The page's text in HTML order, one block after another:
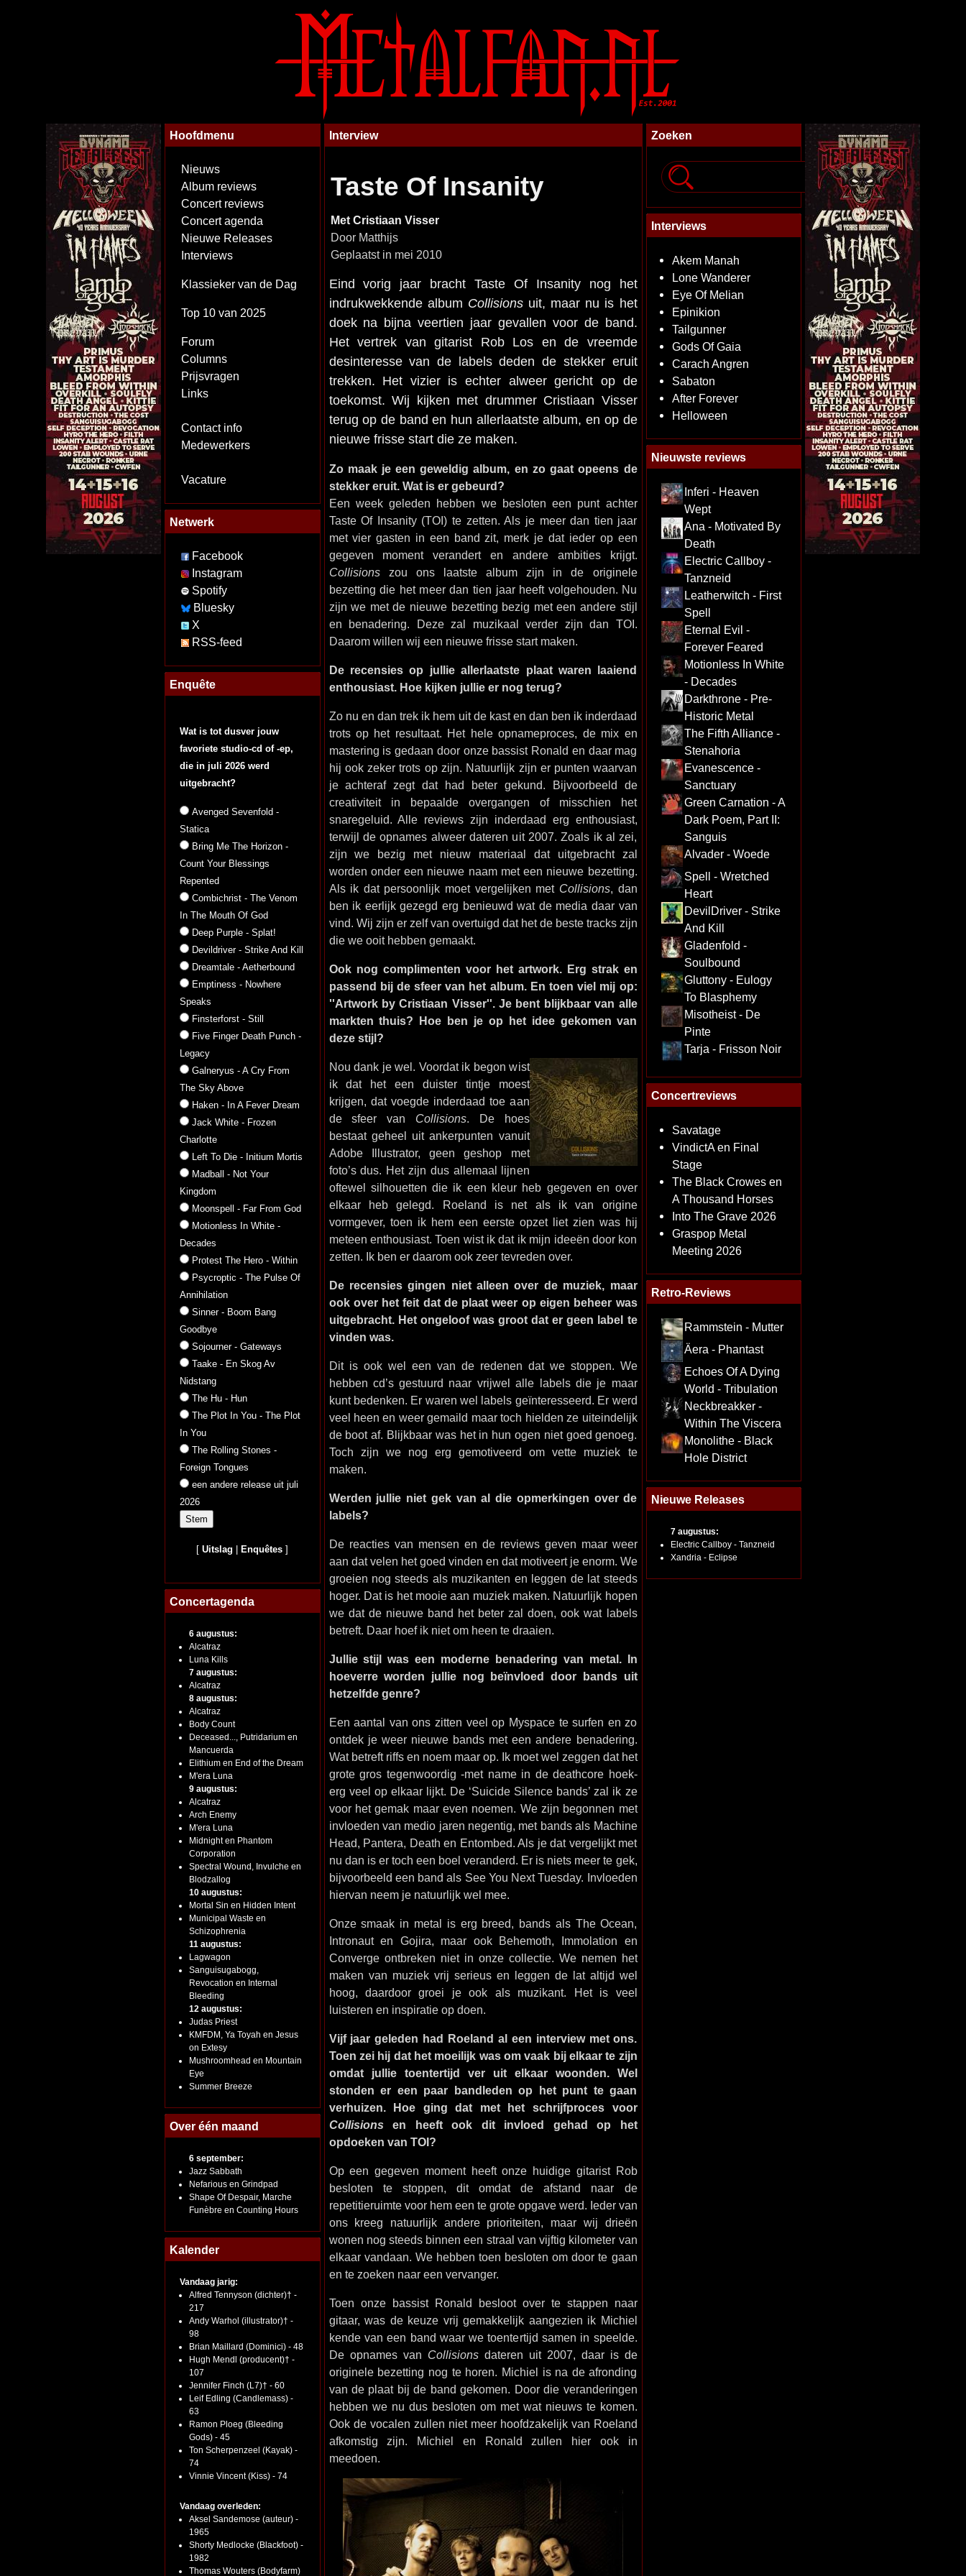
Hoofdmenu
Nieuws
Album reviews
Concert reviews
Concert agenda
Nieuwe Releases
Interviews
Klassieker van de Dag
Top 10 van 2025
Forum
Columns
Prijsvragen
Links
Contact info
Medewerkers
Vacature
Netwerk
Facebook
Instagram
Spotify
Bluesky
X
RSS-feed
Enquête
Wat is tot dusver jouw
favoriete studio-cd of -ep,
die in juli 2026 werd
uitgebracht?
Avenged Sevenfold -
Statica
Bring Me The Horizon -
Count Your Blessings
Repented
Combichrist - The Venom
In The Mouth Of God
Deep Purple - Splat!
Devildriver - Strike And Kill
Dreamtale - Aetherbound
Emptiness - Nowhere
Speaks
Finsterforst - Still
Five Finger Death Punch -
Legacy
Galneryus - A Cry From
The Sky Above
Haken - In A Fever Dream
Jack White - Frozen
Charlotte
Left To Die - Initium Mortis
Madball - Not Your
Kingdom
Moonspell - Far From God
Motionless In White -
Decades
Protest The Hero - Within
Psycroptic - The Pulse Of
Annihilation
Sinner - Boom Bang
Goodbye
Sojourner - Gateways
Taake - En Skog Av
Nidstang
The Hu - Hun
The Plot In You - The Plot
In You
The Rolling Stones -
Foreign Tongues
een andere release uit juli
2026
[Uitslag Enquêtes ]
Concertagenda
6 augustus:
Alcatraz
Luna Kills
7 augustus:
Alcatraz
8 augustus:
Alcatraz
Body Count
Deceased..., Putridarium en
Mancuerda
Elithium en End of the Dream
M'era Luna
9 augustus:
Alcatraz
Arch Enemy
M'era Luna
Midnight en Phantom
Corporation
Spectral Wound, Invulche en
Blodzallog
10 augustus:
Mortal Sin en Hidden Intent
Municipal Waste en
Schizophrenia
11 augustus:
Lagwagon
Sanguisugabogg,
Revocation en Internal
Bleeding
12 augustus:
Judas Priest
KMFDM, Ya Toyah en Jesus
on Extesy
Mushroomhead en Mountain
Eye
Summer Breeze
Over één maand
6 september:
Jazz Sabbath
Nefarious en Grindpad
Shape Of Despair, Marche
Funèbre en Counting Hours
Kalender
Vandaag jarig:
Alfred Tennyson (dichter)† -
217
Andy Warhol (illustrator)† -
98
Brian Maillard (Dominici) - 48
Hugh Mendl (producent)† -
107
Jennifer Finch (L7)† - 60
Leif Edling (Candlemass) -
63
Ramon Ploeg (Bleeding
Gods) - 45
Ton Scherpenzeel (Kayak) -
74
Vinnie Vincent (Kiss) - 74
Vandaag overleden:
Aksel Sandemose (auteur) -
1965
Shorty Medlocke (Blackfoot) -
1982
Thomas Wouters (Bodyfarm)
Interview
Taste Of Insanity
Met Cristiaan Visser
Door Matthijs
Geplaatst in mei 2010
Eind vorig jaar bracht Taste Of Insanity nog het
indrukwekkende album Collisionsuit, maar nu is het
doek na bijna veertien jaar gevallen voor de band.
Het vertrek van gitarist Rob Los en de vreemde
desinteresse van de labels deden de stekker eruit
trekken. Het vizier is echter alweer gericht op de
toekomst. Wij kijken met drummer Cristiaan Visser
terug op de band en hun allerlaatste album, en op de
nieuwe frisse start die ze maken.
Zo maak je een geweldig album, en zo gaat opeens de
stekker eruit. Wat is er gebeurd?
Een week geleden hebben we besloten een punt achter
Taste Of Insanity (TOI) te zetten. Als je meer dan tien jaar
met vier gasten in een band zit, merk je dat ieder op een
gegeven moment verandert en andere ambities krijgt.
Collisionszou ons laatste album zijn in de originele
bezetting die het meer dan tien jaar heeft volgehouden. Nu
zijn we met de nieuwe bezetting bezig met een andere stijl
en benadering. Deze zal muzikaal verder zijn dan TOI.
Daarom willen wij een nieuwe frisse start maken.
De recensies op jullie allerlaatste plaat waren laaiend
enthousiast. Hoe kijken jullie er nog terug?
Zo nu en dan trek ik hem uit de kast en dan ben ik inderdaad
trots op het resultaat. Het hele opnameproces, de mix en
mastering is gedaan door onze bassist Ronald en daar mag
hij ook zeker trots op zijn. Natuurlijk zijn er punten waarvan
je achteraf zegt dat had beter gekund. Bijvoorbeeld de
creativiteit in bepaalde overgangen of misschien het
snaregeluid. Alle reviews zijn inderdaad erg enthousiast,
terwijl de opnames alweer dateren uit 2007. Zoals ik al zei,
zijn we bezig met nieuw materiaal dat uitgebracht zal
worden onder een nieuwe naam met een nieuwe bezetting.
Als ik dat persoonlijk moet vergelijken met Collisions, dan
ben ik eerlijk gezegd erg benieuwd wat de media daar van
vind. Wij zijn er zelf van overtuigd dat het de beste tracks zijn
die we ooit hebben gemaakt.
Ook nog complimenten voor het artwork. Erg strak en
passend bij de sfeer van het album. En toen viel mij op:
''Artwork by Cristiaan Visser''. Je bent blijkbaar van alle
markten thuis? Hoe ben je op het idee gekomen van
deze stijl?
Nou dank je wel. Voordat ik begon wist
ik dat het een duister tintje moest
krijgen, dat voegde inderdaad toe aan
de sfeer van Collisions. De hoes
bestaat geheel uit ankerpunten vanuit
Adobe Illustrator, geen geshop met
foto’s dus. Het zijn dus allemaal lijnen
oftewel silhouetten die ik een kleur heb gegeven en over
elkaar heb gelegd. Roeland is net als ik van origine
vormgever, toen ik hem een eerste opzet liet zien was hij
meteen enthousiast. Toen wist ik dat ik mijn ideeën door kon
zetten. Ik ben er daarom ook zeer tevreden over.
De recensies gingen niet alleen over de muziek, maar
ook over het feit dat de plaat weer op eigen beheer was
uitgebracht. Het ongeloof was groot dat er geen label te
vinden was.
Dit is ook wel een van de redenen dat we stoppen. We
hebben cd’s gestuurd naar vrijwel alle labels die je maar
kunt bedenken. Er waren wel labels geïnteresseerd. Er werd
veel heen en weer gemaild maar toch hielden ze uiteindelijk
de boot af. Blijkbaar was het in hun ogen niet goed genoeg.
Toch zijn we nog erg gemotiveerd om vette muziek te
maken.
Werden jullie niet gek van al die opmerkingen over de
labels?
De reacties van mensen en de reviews geven maar weer
aan dat velen het goed vinden en dat motiveert je enorm. We
groeien nog steeds als muzikanten en leggen de lat steeds
hoger. Dat is het mooie aan muziek maken. Natuurlijk hopen
we dat de nieuwe band het beter zal doen, ook wat labels
betreft. Daar hoef ik niet om heen te draaien.
Jullie stijl was een moderne benadering van metal. In
hoeverre worden jullie nog beïnvloed door bands uit
hetzelfde genre?
Een aantal van ons zitten veel op Myspace te surfen en zo
ontdek je weer nieuwe bands met een andere benadering.
Wat betreft riffs en noem maar op. Ik moet wel zeggen dat het
grote gros tegenwoordig -met name in de deathcore hoek-
erg veel op elkaar lijkt. De ‘Suicide Silence bands’ zal ik ze
voor het gemak maar even noemen. We zijn begonnen met
invloeden van medio jaren negentig, met bands als Machine
Head, Pantera, Death en Entombed. Als je dat vergelijkt met
nu dan is er toch een boel veranderd. Er is niets meer te gek,
bijvoorbeeld een band als See You Next Tuesday. Invloeden
hiervan neem je natuurlijk wel mee.
Onze smaak in metal is erg breed, bands als The Ocean,
Intronaut en Gojira, maar ook Behemoth, Immolation en
Converge ontbreken niet in onze collectie. We nemen het
maken van muziek vrij serieus en leggen de lat altijd wel
hoog, daardoor groei je ook als muzikant. Het is veel
luisteren en inspiratie op doen.
Vijf jaar geleden had Roeland al een interview met ons.
Toen zei hij dat het moeilijk was om vaak bij elkaar te zijn
omdat jullie toentertijd ver uit elkaar woonden. Wel
stonden er een paar bandleden op het punt te gaan
verhuizen. Hoe ging dat met het schrijfproces voor
Collisions en heeft ook dit invloed gehad op het
opdoeken van TOI?
Op een gegeven moment heeft onze huidige gitarist Rob
besloten te stoppen, dit omdat de afstand naar de
repetitieruimte voor hem een te grote opgave werd. Ieder van
ons kreeg natuurlijk andere prioriteiten, maar wij drieën
wonen nog steeds binnen een straal van vijftig kilometer van
elkaar vandaan. We hebben toen besloten om door te gaan
en te zoeken naar een vervanger.
Toen onze bassist Ronald besloot over te stappen naar
gitaar, was de keuze vrij gemakkelijk aangezien ik Michiel
kende van een band waar we toentertijd samen in speelde.
De opnames van Collisionsdateren uit 2007, daar is de
originele bezetting nog te horen. Michiel is na de afronding
van de plaat bij de band gekomen. Door die veranderingen
hebben we nu dus besloten om met wat nieuws te komen.
Ook de vocalen zullen niet meer hoofdzakelijk van Roeland
afkomstig zijn. Michiel en Ronald zullen hier ook in
meedoen.
Zoeken
Interviews
Akem Manah
Lone Wanderer
Eye Of Melian
Epinikion
Tailgunner
Gods Of Gaia
Carach Angren
Sabaton
After Forever
Helloween
Nieuwste reviews
Inferi - Heaven
Wept
Ana - Motivated By
Death
Electric Callboy -
Tanzneid
Leatherwitch - First
Spell
Eternal Evil -
Forever Feared
Motionless In White
- Decades
Darkthrone - Pre-
Historic Metal
The Fifth Alliance -
Stenahoria
Evanescence -
Sanctuary
Green Carnation - A
Dark Poem, Part II:
Sanguis
Alvader - Woede
Spell - Wretched
Heart
DevilDriver - Strike
And Kill
Gladenfold -
Soulbound
Gluttony - Eulogy
To Blasphemy
Misotheist - De
Pinte
Tarja - Frisson Noir
Concertreviews
Savatage
VindictA en Final
Stage
The Black Crowes en
A Thousand Horses
Into The Grave 2026
Graspop Metal
Meeting 2026
Retro-Reviews
Rammstein - Mutter
Äera - Phantast
Echoes Of A Dying
World - Tribulation
Neckbreakker -
Within The Viscera
Monolithe - Black
Hole District
Nieuwe Releases
7 augustus:
Electric Callboy - Tanzneid
Xandria - Eclipse